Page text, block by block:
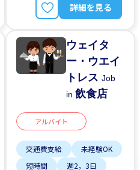
詳細を見る
ウェイタ
ー・ウエイ
トレスJob
in飲食店
アルバイト
交通費支給
未経験OK
短時間
週2，3日